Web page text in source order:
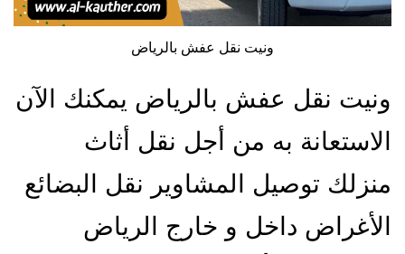
ونيت نقل عفش بالرياض
ونيت نقل عفش بالرياض يمكنك الآن
الاستعانة به من أجل نقل أثاث
منزلك توصيل المشاوير نقل البضائع
الأغراض داخل و خارج الرياض